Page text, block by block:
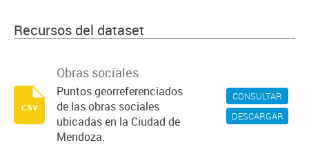
Recursos del dataset
CONSULTAR
DESCARGAR
Obras sociales
Puntos georreferenciados
de las obras sociales
ubicadas en la Ciudad de
Mendoza.
csv